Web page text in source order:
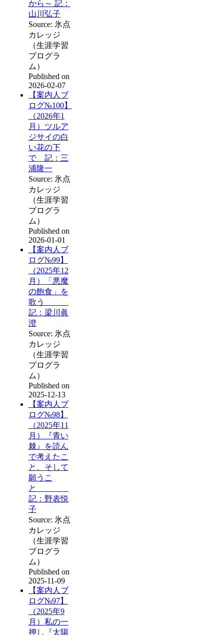
から～ 記：
山川弘子
Source: 氷点
カレッジ
（生涯学習
プログラ
ム）
Published on
2026-02-07
【案内人ブ
ログ№100】
（2026年1
月）ツルア
ジサイの白
い花の下
で 記：三
浦隆一
Source: 氷点
カレッジ
（生涯学習
プログラ
ム）
Published on
2026-01-01
【案内人ブ
ログ№99】
（2025年12
月）「悪魔
の飽食」を
歌う
記：梁川眞
澄
Source: 氷点
カレッジ
（生涯学習
プログラ
ム）
Published on
2025-12-13
【案内人ブ
ログ№98】
（2025年11
月）『青い
棘』を読ん
で考えたこ
と、そして
願うこ
と
記：野表悦
子
Source: 氷点
カレッジ
（生涯学習
プログラ
ム）
Published on
2025-11-09
【案内人ブ
ログ№97】
（2025年9
月）私の一
押し『太陽